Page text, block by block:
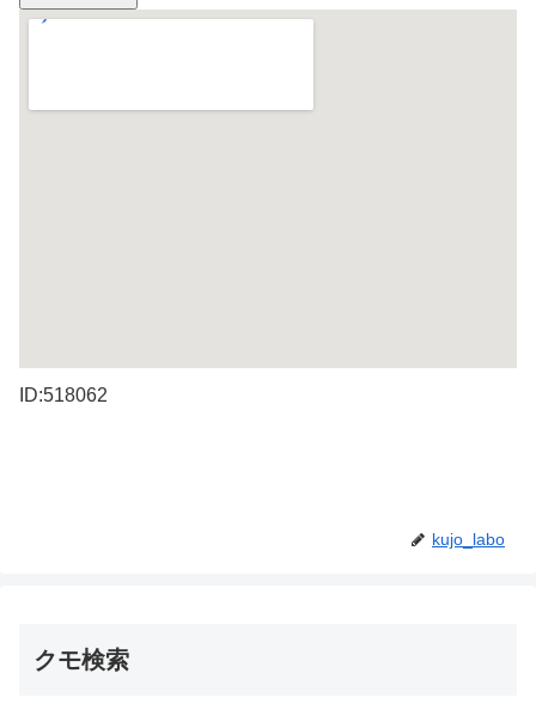
ID:518062
kujo_labo
クモ検索